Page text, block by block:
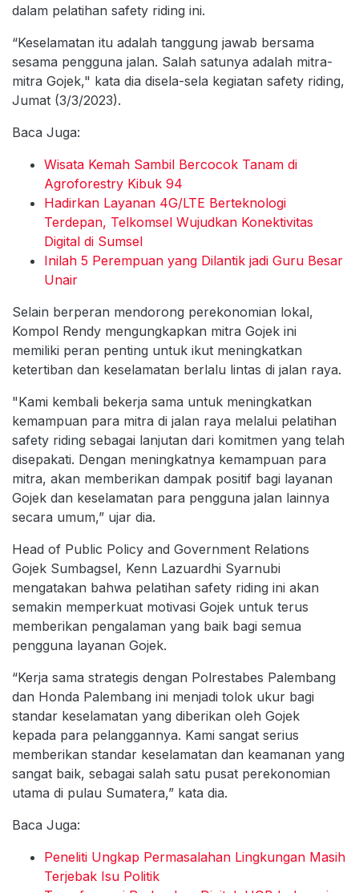
dalam pelatihan safety riding ini.
“Keselamatan itu adalah tanggung jawab bersama
sesama pengguna jalan. Salah satunya adalah mitra-
mitra Gojek," kata dia disela-sela kegiatan safety riding,
Jumat (3/3/2023).
Baca Juga:
Wisata Kemah Sambil Bercocok Tanam di
Agroforestry Kibuk 94
Hadirkan Layanan 4G/LTE Berteknologi
Terdepan, Telkomsel Wujudkan Konektivitas
Digital di Sumsel
Inilah 5 Perempuan yang Dilantik jadi Guru Besar
Unair
Selain berperan mendorong perekonomian lokal,
Kompol Rendy mengungkapkan mitra Gojek ini
memiliki peran penting untuk ikut meningkatkan
ketertiban dan keselamatan berlalu lintas di jalan raya.
"Kami kembali bekerja sama untuk meningkatkan
kemampuan para mitra di jalan raya melalui pelatihan
safety riding sebagai lanjutan dari komitmen yang telah
disepakati. Dengan meningkatnya kemampuan para
mitra, akan memberikan dampak positif bagi layanan
Gojek dan keselamatan para pengguna jalan lainnya
secara umum,” ujar dia.
Head of Public Policy and Government Relations
Gojek Sumbagsel, Kenn Lazuardhi Syarnubi
mengatakan bahwa pelatihan safety riding ini akan
semakin memperkuat motivasi Gojek untuk terus
memberikan pengalaman yang baik bagi semua
pengguna layanan Gojek.
“Kerja sama strategis dengan Polrestabes Palembang
dan Honda Palembang ini menjadi tolok ukur bagi
standar keselamatan yang diberikan oleh Gojek
kepada para pelanggannya. Kami sangat serius
memberikan standar keselamatan dan keamanan yang
sangat baik, sebagai salah satu pusat perekonomian
utama di pulau Sumatera,” kata dia.
Baca Juga:
Peneliti Ungkap Permasalahan Lingkungan Masih
Terjebak Isu Politik